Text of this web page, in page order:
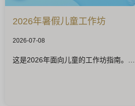
2026年暑假儿童工作坊
2026-07-08
这是2026年面向儿童的工作坊指南。